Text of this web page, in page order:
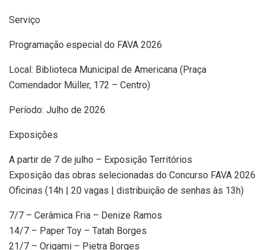
Serviço
Programação especial do FAVA 2026
Local: Biblioteca Municipal de Americana (Praça
Comendador Müller, 172 – Centro)
Período: Julho de 2026
Exposições
A partir de 7 de julho – Exposição Territórios
Exposição das obras selecionadas do Concurso FAVA 2026
Oficinas (14h | 20 vagas | distribuição de senhas às 13h)
7/7 – Cerâmica Fria – Denize Ramos
14/7 – Paper Toy – Tatah Borges
21/7 – Origami – Pietra Borges